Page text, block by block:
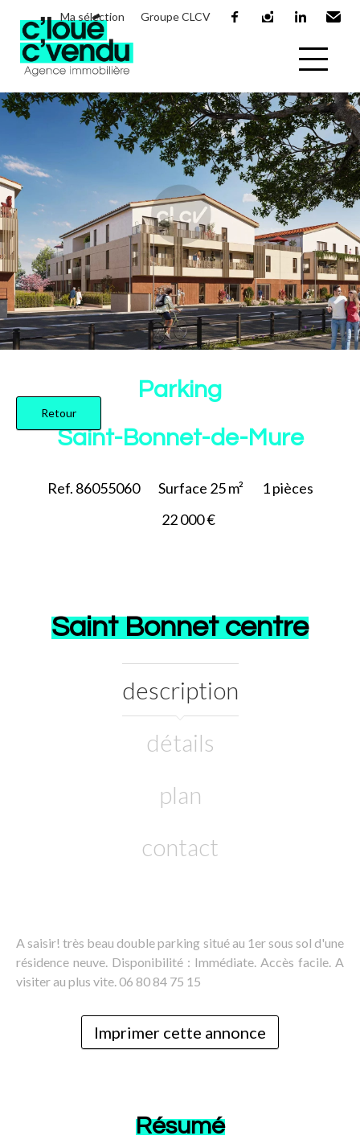
Ma sélection Groupe CLCV
Retour
Parking
Saint-Bonnet-de-Mure
Ref. 86055060 Surface 25 m² 1pièces
22 000 €
Saint Bonnet centre
description
détails
plan
contact
A saisir! très beau double parking situé au 1er sous sol d'une
résidence neuve. Disponibilité : Immédiate. Accès facile. A
visiter au plus vite. 06 80 84 75 15
Imprimer cette annonce
Résumé